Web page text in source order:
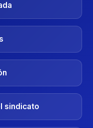
sindicato